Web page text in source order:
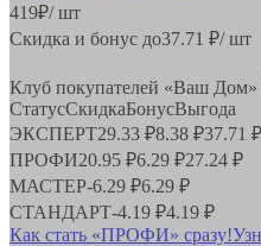
419₽/ шт
Скидка и бонус до37.71 ₽/ шт
Клуб покупателей «Ваш Дом»
СтатусСкидкаБонусВыгода
ЭКСПЕРТ29.33 ₽8.38 ₽37.71 ₽
ПРОФИ20.95 ₽6.29 ₽27.24 ₽
МАСТЕР-6.29 ₽6.29 ₽
СТАНДАРТ-4.19 ₽4.19 ₽
Как стать «ПРОФИ» сразу!